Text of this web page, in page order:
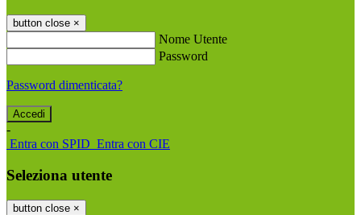
button close ×
Nome Utente
Password
Password dimenticata?
-
Entra con SPID Entra con CIE
Seleziona utente
button close ×